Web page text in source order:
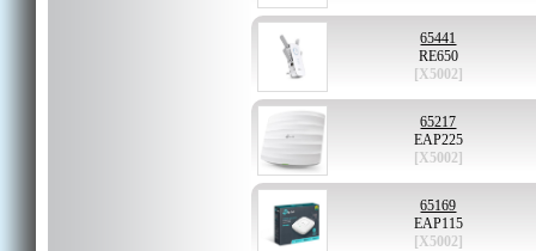
65441
RE650
[X5002]
65217
EAP225
[X5002]
65169
EAP115
[X5002]